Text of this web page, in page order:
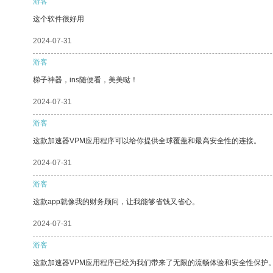
这个软件很好用
2024-07-31
游客
梯子神器，ins随便看，美美哒！
2024-07-31
游客
这款加速器VPM应用程序可以给你提供全球覆盖和最高安全性的连接。
2024-07-31
游客
这款app就像我的财务顾问，让我能够省钱又省心。
2024-07-31
游客
这款加速器VPM应用程序已经为我们带来了无限的流畅体验和安全性保护